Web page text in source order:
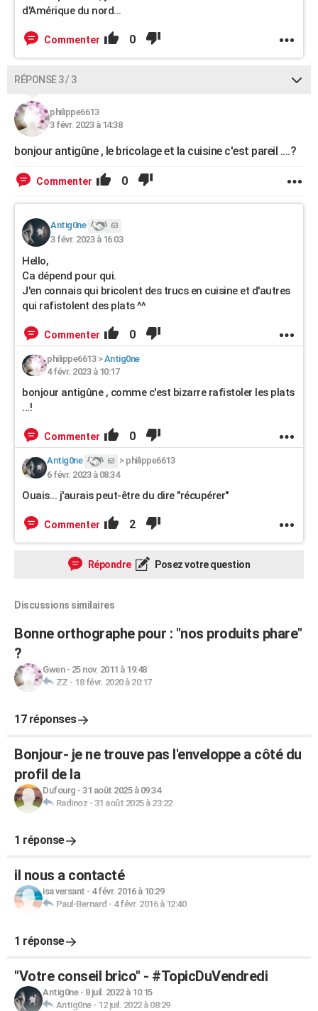
d'Amérique du nord...
Commenter 0
RÉPONSE 3 / 3
philippe6613
3 févr. 2023 à 14:38
bonjour antigûne , le bricolage et la cuisine c'est pareil ....?
Commenter 0
Antig0ne 63
3 févr. 2023 à 16:03
Hello,
Ca dépend pour qui.
J'en connais qui bricolent des trucs en cuisine et d'autres
qui rafistolent des plats ^^
Commenter 0
philippe6613>Antig0ne
4 févr. 2023 à 10:17
bonjour antigûne , comme c'est bizarre rafistoler les plats
...!
Commenter 0
Antig0ne 63 > philippe6613
6 févr. 2023 à 08:34
Ouais... j'aurais peut-être du dire "récupérer"
Commenter 2
Répondre Posez votre question
Discussions similaires
Bonne orthographe pour : "nos produits phare"
?
Gwen- 25 nov. 2011 à 19:48
ZZ - 18 févr. 2020 à 20:17
17 réponses
Bonjour- je ne trouve pas l'enveloppe a côté du
profil de la
Dufourg - 31 août 2025 à 09:34
Radinoz - 31 août 2025 à 23:22
1 réponse
il nous a contacté
isa versant - 4 févr. 2016 à 10:29
Paul-Bernard - 4 févr. 2016 à 12:40
1 réponse
"Votre conseil brico" - #TopicDuVendredi
Antig0ne- 8 juil. 2022 à 10:15
Antig0ne- 12 juil. 2022 à 08:29